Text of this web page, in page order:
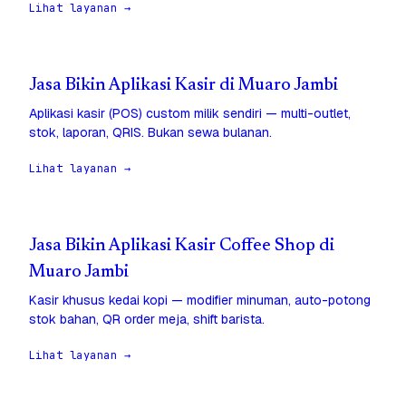
Lihat layanan →
Jasa Bikin Aplikasi Kasir di Muaro Jambi
Aplikasi kasir (POS) custom milik sendiri — multi-outlet,
stok, laporan, QRIS. Bukan sewa bulanan.
Lihat layanan →
Jasa Bikin Aplikasi Kasir Coffee Shop di
Muaro Jambi
Kasir khusus kedai kopi — modifier minuman, auto-potong
stok bahan, QR order meja, shift barista.
Lihat layanan →